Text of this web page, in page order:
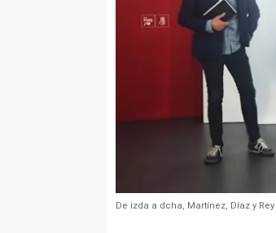
De izda a dcha, Martínez, Díaz y